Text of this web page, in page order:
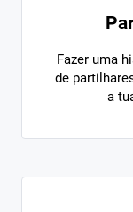
Fazer uma
de
a